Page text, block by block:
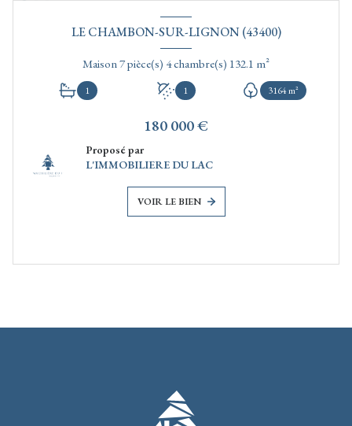
LE CHAMBON-SUR-LIGNON (43400)
Maison 7 pièce(s) 4 chambre(s) 132.1 m²
1 1 3164 m²
180 000 €
Proposé par
L'IMMOBILIERE DU LAC
VOIR LE BIEN